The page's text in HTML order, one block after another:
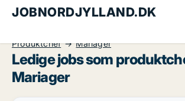
JOBNORDJYLLAND.DK
Produktchef
Mariager
Ledige jobs som
Mariager